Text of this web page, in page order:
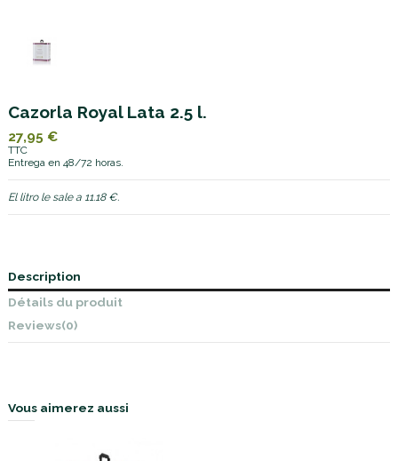
Cazorla Royal Lata 2.5 l.
27,95 €
TTC
Entrega en 48/72 horas.
El litro le sale a 11.18 €.
Description
Détails du produit
Reviews(0)
Vous aimerez aussi